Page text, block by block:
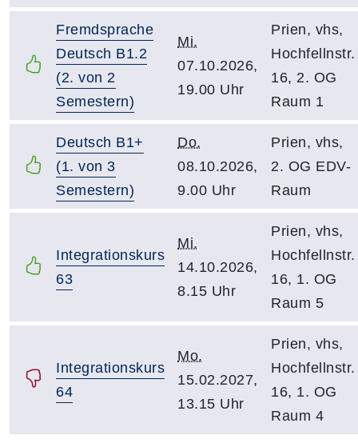
Fremdsprache
Deutsch B1.2
(2. von 2
Semestern)
Mi.
07.10.2026,
19.00 Uhr
Prien, vhs,
Hochfellnstr.
16, 2. OG
Raum 1
Deutsch B1+
(1. von 3
Semestern)
Do.
08.10.2026,
9.00 Uhr
Prien, vhs,
2. OG EDV-
Raum
Integrationskurs
63
Mi.
14.10.2026,
8.15 Uhr
Prien, vhs,
Hochfellnstr.
16, 1. OG
Raum 5
Integrationskurs
64
Mo.
15.02.2027,
13.15 Uhr
Prien, vhs,
Hochfellnstr.
16, 1. OG
Raum 4